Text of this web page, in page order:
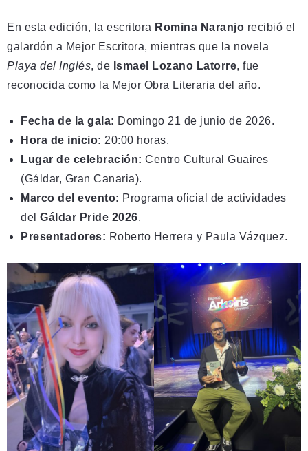
En esta edición, la escritora Romina Naranjo recibió el
galardón a Mejor Escritora, mientras que la novela
Playa del Inglés, de Ismael Lozano Latorre, fue
reconocida como la Mejor Obra Literaria del año.
Fecha de la gala: Domingo 21 de junio de 2026.
Hora de inicio: 20:00 horas.
Lugar de celebración: Centro Cultural Guaires
(Gáldar, Gran Canaria).
Marco del evento: Programa oficial de actividades
del Gáldar Pride 2026.
Presentadores: Roberto Herrera y Paula Vázquez.